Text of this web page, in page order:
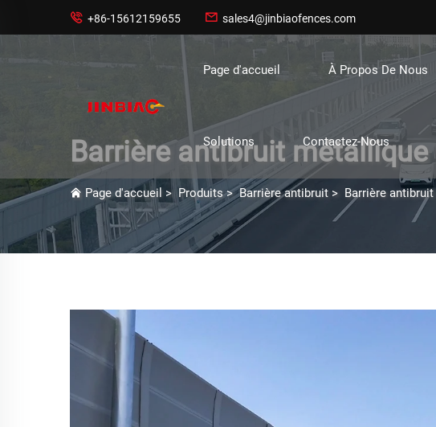
 +86-15612159655  sales4@jinbiaofences.com
Page d'accueil À Propos De Nous
Solutions Contactez-Nous
Barrière antibruit
Page d'accueil > Produits>Barrière antibruit > Barrière